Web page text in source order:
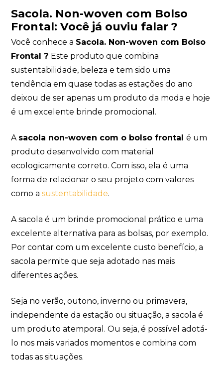
Sacola. Non-woven com Bolso
Frontal:Você já ouviu falar ?
Você conhece a Sacola. Non-woven com Bolso
Frontal ? Este produto que combina
sustentabilidade, beleza e tem sido uma
tendência em quase todas as estações do ano
deixou de ser apenas um produto da moda e hoje
é um excelente brinde promocional.
A sacola non-woven com o bolso frontalé um
produto desenvolvido com material
ecologicamente correto. Com isso, ela é uma
forma de relacionar o seu projeto com valores
como asustentabilidade.
A sacola é um brinde promocional prático e uma
excelente alternativa para as bolsas, por exemplo.
Por contar com um excelente custo benefício, a
sacola permite que seja adotado nas mais
diferentes ações.
Seja no verão, outono, inverno ou primavera,
independente da estação ou situação, a sacola é
um produto atemporal. Ou seja, é possível adotá-
lo nos mais variados momentos e combina com
todas as situações.